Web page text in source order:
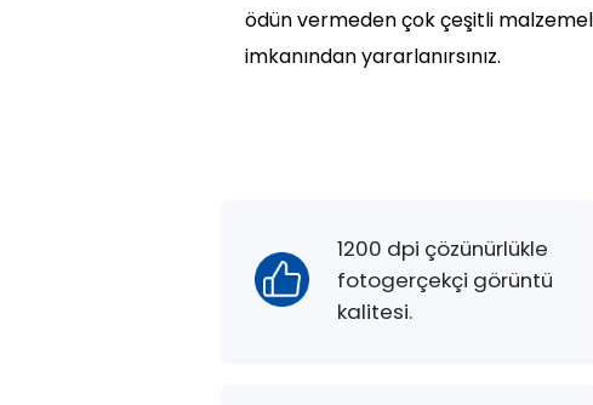
ödün vermeden çok çeşitli
imkanından yararlanırsınız.
1200 dpi çözünürlükle
fotogerçekçi görüntü
kalitesi.